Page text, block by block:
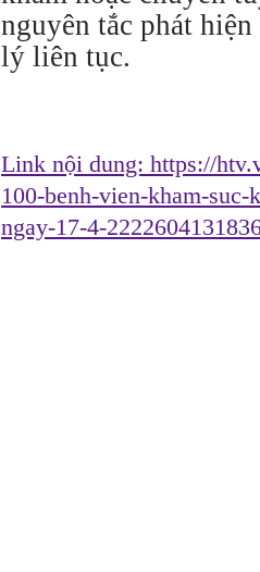
nguyên tắc phát
lý liên tục.
Link nội dung: https://
100-benh-vien-kham-
ngay-17-4-